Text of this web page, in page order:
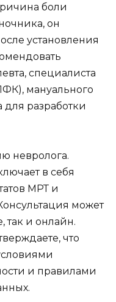
боли
он
установления
специалиста
мануального
для разработки
невролога.
в себя
МРТ и
может
так и онлайн.
что
и правилами